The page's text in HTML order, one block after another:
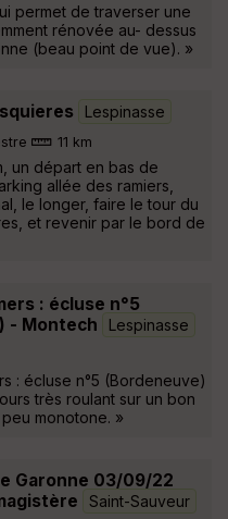
permet de traverser une
rénovée au- dessus
(beau point de vue). »
Lespinasse
11 km
un départ en bas de
allée des ramiers,
le longer, faire le tour du
et revenir par le bord de
: écluse n°5
- Montech
Lespinasse
: écluse n°5 (Bordeneuve)
très roulant sur un bon
monotone. »
Garonne 03/09/22
Saint-Sauveur